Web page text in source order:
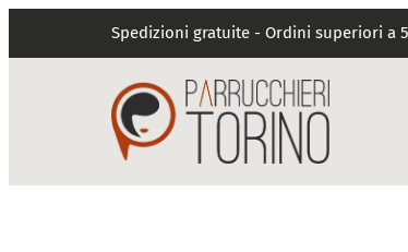
Spedizioni gratuite - Ordini superiori a